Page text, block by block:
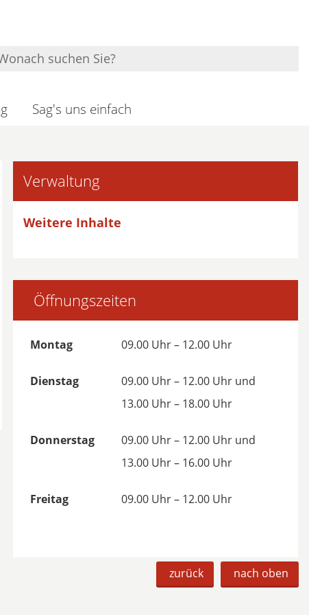
Sag's uns einfach
Verwaltung
Weitere Inhalte
Öffnungszeiten
Montag 09.00 Uhr – 12.00 Uhr
Dienstag
09.00 Uhr – 12.00 Uhr und
13.00 Uhr – 18.00 Uhr
Donnerstag
09.00 Uhr – 12.00 Uhr und
13.00 Uhr – 16.00 Uhr
Freitag 09.00 Uhr – 12.00 Uhr
zurück nach oben